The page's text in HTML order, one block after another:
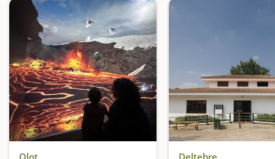
Olot
Deltebre